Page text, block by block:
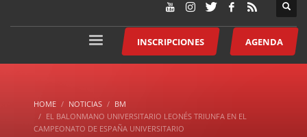
INSCRIPCIONES AGENDA
HOME NOTICIAS
BM
EL BALONMANO UNIVERSITARIO LEONÉS TRIUNFA EN EL
CAMPEONATO DE ESPAÑA UNIVERSITARIO